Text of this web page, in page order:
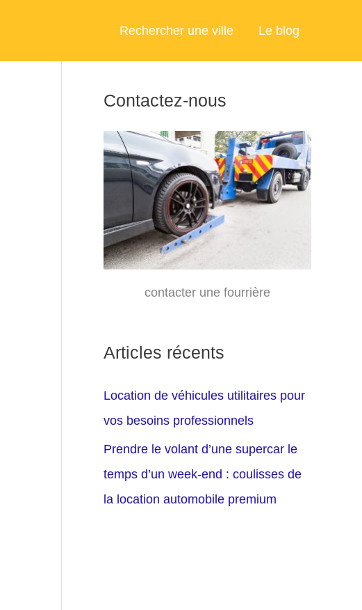
Rechercher une ville Le blog
Contactez-nous
contacter une fourrière
Articles récents
Location de véhicules utilitaires pour
vos besoins professionnels
Prendre le volant d’une supercar le
temps d’un week-end : coulisses de
la location automobile premium